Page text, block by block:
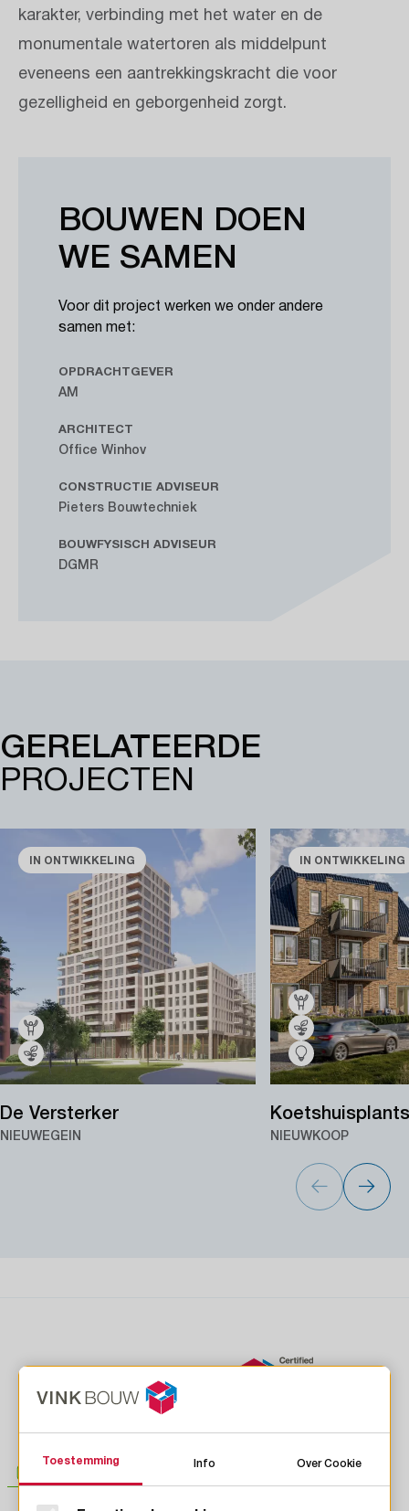
karakter, verbinding met het water en de
monumentale watertoren als middelpunt
eveneens een aantrekkingskracht die voor
gezelligheid en geborgenheid zorgt.
BOUWEN DOEN
WE SAMEN
Voor dit project werken we onder andere
samen met:
OPDRACHTGEVER
AM
ARCHITECT
Office Winhov
CONSTRUCTIE ADVISEUR
Pieters Bouwtechniek
BOUWFYSISCH ADVISEUR
DGMR
GERELATEERDE
PROJECTEN
IN ONTWIKKELING
De Versterker
NIEUWEGEIN
IN ONTWIKKELING
NIEUWKOOP
Toestemming Info Over Cookie